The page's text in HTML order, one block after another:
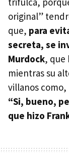
original”
que, para
secreta, se
Murdock, que
mientras su
villanos como,
“Si, bueno,
que hizo